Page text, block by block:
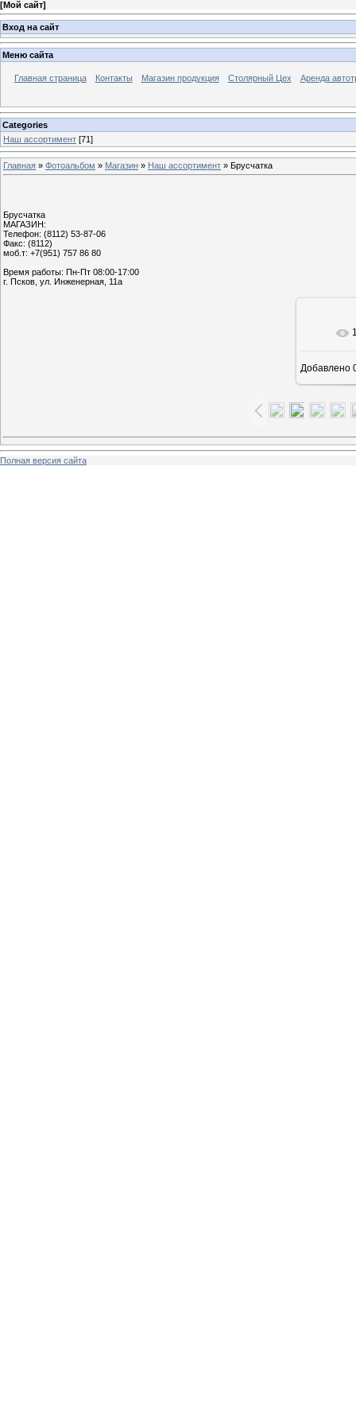
[Мой сайт]
Вход на сайт
Меню сайта
Главная страница Контакты Магазин продукция Столярный Цех Аренда
Categories
Наш ассортимент [71]
Главная » Фотоальбом » Магазин » Наш ассортимент » Брусчатка
Брусчатка
МАГАЗИН:
Телефон: (8112) 53-87-06
Факс: (8112)
моб.т: +7(951) 757 86 80
Время работы: Пн-Пт 08:00-17:00
г. Псков, ул. Инженерная, 11а
В
Добавлено
Полная версия сайта